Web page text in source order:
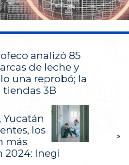
analizó 85
de leche y
una reprobó; la
3B
los
más
2024: Inegi
>